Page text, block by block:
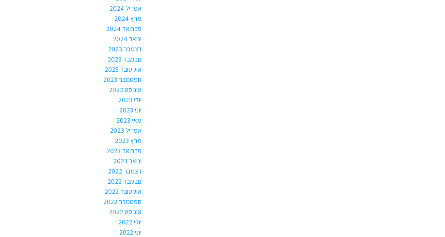
אפריל 2024
מרץ 2024
פברואר 2024
ינואר 2024
דצמבר 2023
נובמבר 2023
אוקטובר 2023
ספטמבר 2023
אוגוסט 2023
יולי 2023
יוני 2023
מאי 2023
אפריל 2023
מרץ 2023
פברואר 2023
ינואר 2023
דצמבר 2022
נובמבר 2022
אוקטובר 2022
ספטמבר 2022
אוגוסט 2022
יולי 2022
יוני 2022